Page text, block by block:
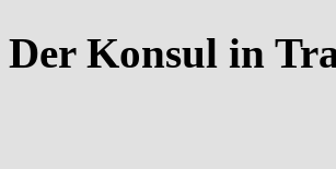
Der Konsul in